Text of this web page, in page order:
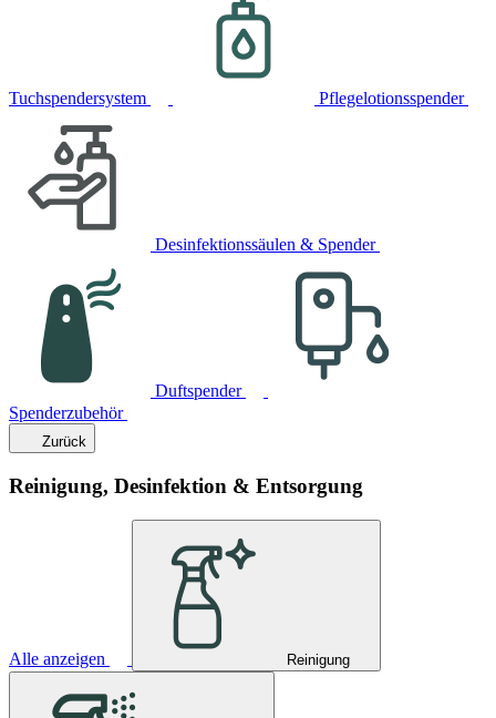
Tuchspendersystem Pflegelotionsspender
Desinfektionssäulen & Spender
Duftspender
Spenderzubehör
Zurück
Reinigung, Desinfektion & Entsorgung
Alle anzeigen Reinigung